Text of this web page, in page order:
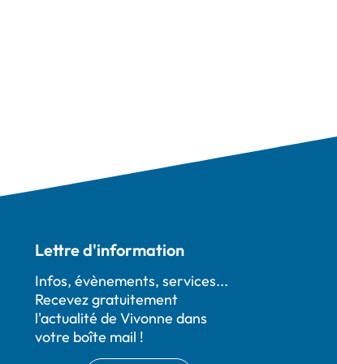
Lettre d'information
Infos, évènements, services...
Recevez gratuitement
l'actualité de Vivonne dans
votre boîte mail !